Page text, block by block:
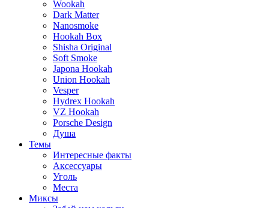
Wookah
Dark Matter
Nanosmoke
Hookah Box
Shisha Original
Soft Smoke
Japona Hookah
Union Hookah
Vesper
Hydrex Hookah
VZ Hookah
Porsche Design
Душа
Темы
Интересные факты
Аксессуары
Уголь
Места
Миксы